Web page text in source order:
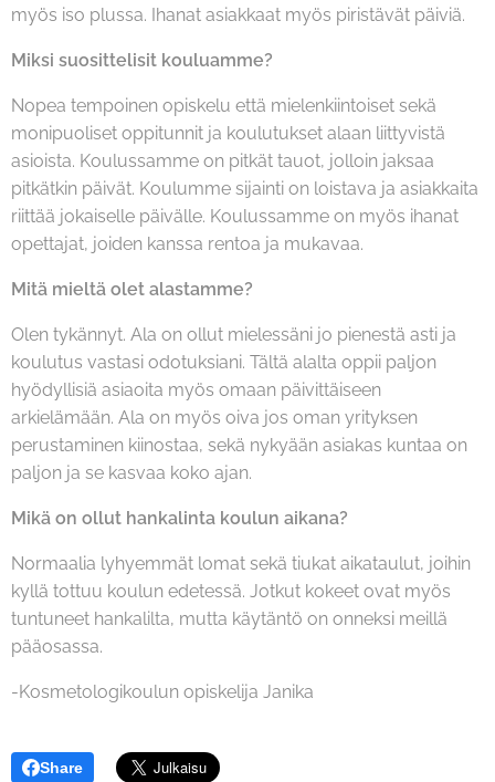
myös iso plussa. Ihanat asiakkaat myös piristävät päiviä.
Miksi suosittelisit kouluamme?
Nopea tempoinen opiskelu että mielenkiintoiset sekä
monipuoliset oppitunnit ja koulutukset alaan liittyvistä
asioista. Koulussamme on pitkät tauot, jolloin jaksaa
pitkätkin päivät. Koulumme sijainti on loistava ja asiakkaita
riittää jokaiselle päivälle. Koulussamme on myös ihanat
opettajat, joiden kanssa rentoa ja mukavaa.
Mitä mieltä olet alastamme?
Olen tykännyt. Ala on ollut mielessäni jo pienestä asti ja
koulutus vastasi odotuksiani. Tältä alalta oppii paljon
hyödyllisiä asiaoita myös omaan päivittäiseen
arkielämään. Ala on myös oiva jos oman yrityksen
perustaminen kiinostaa, sekä nykyään asiakas kuntaa on
paljon ja se kasvaa koko ajan.
Mikä on ollut hankalinta koulun aikana?
Normaalia lyhyemmät lomat sekä tiukat aikataulut, joihin
kyllä tottuu koulun edetessä. Jotkut kokeet ovat myös
tuntuneet hankalilta, mutta käytäntö on onneksi meillä
pääosassa.
-Kosmetologikoulun opiskelija Janika
Share